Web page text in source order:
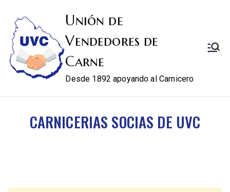
Unión de
Vendedores de
Carne
Desde 1892 apoyando al Carnicero
CARNICERIAS SOCIAS DE UVC